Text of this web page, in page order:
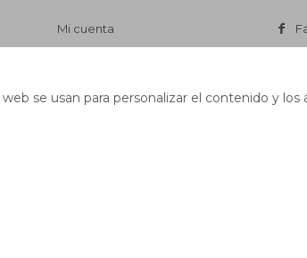
se usan para personalizar el contenido y
Mi cuenta
Wish List